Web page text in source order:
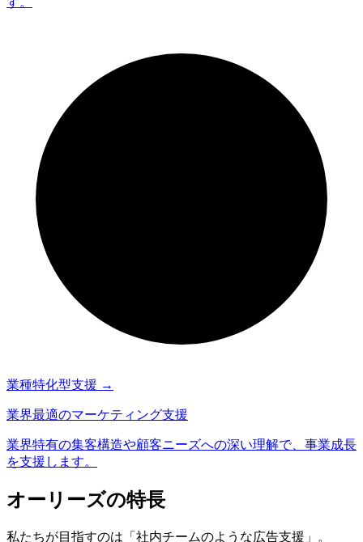
業種特化型支援 →
業界最適のマーケティング支援
業界特有の集客構造や顧客ニーズへの深い理解で、事業成長
を支援します。
オーリーズの特長
私たちが目指すのは「 社内チームのような広告支援 」。